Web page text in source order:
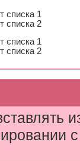
списка 1
списка 2
списка 1
списка 2